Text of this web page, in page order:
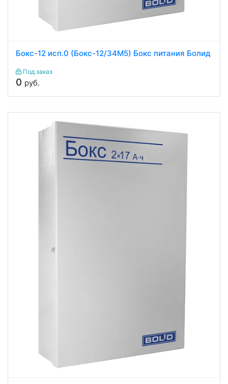
Бокс-12 исп.0 (Бокс-12/34М5) Бокс питания Болид
Под заказ
0 руб.